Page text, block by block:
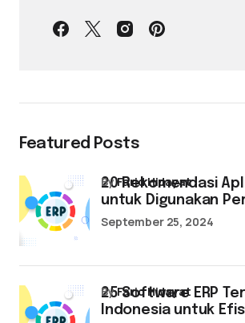
Featured Posts
20 Rekomendasi
untuk Digunakan
byFarid Hidayat
September 25, 2024
25 Software ERP
Indonesia untuk
byFarid Hidayat